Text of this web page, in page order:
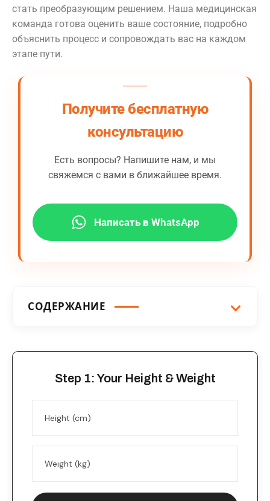
стать преобразующим решением. Наша медицинская
команда готова оценить ваше состояние, подробно
объяснить процесс и сопровождать вас на каждом
этапе пути.
Получите бесплатную
консультацию
Есть вопросы? Напишите нам, и мы
свяжемся с вами в ближайшее время.
Написать в WhatsApp
СОДЕРЖАНИЕ
Step 1: Your Height & Weight